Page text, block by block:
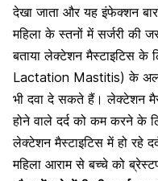
देखा जाता और यहइंफेक्शन
महिला के स्तनों में सर्जरी की
बताया लेक्टेशन मैस्टाइटिस के
Lactation Mastitis) के
भी दवा दे सकते हैं। लेक्टेशन
होने वाले दर्द को कम करने के
लेक्टेशन मैस्टाइटिस में हो रहे
महिला आराम से बच्चे को